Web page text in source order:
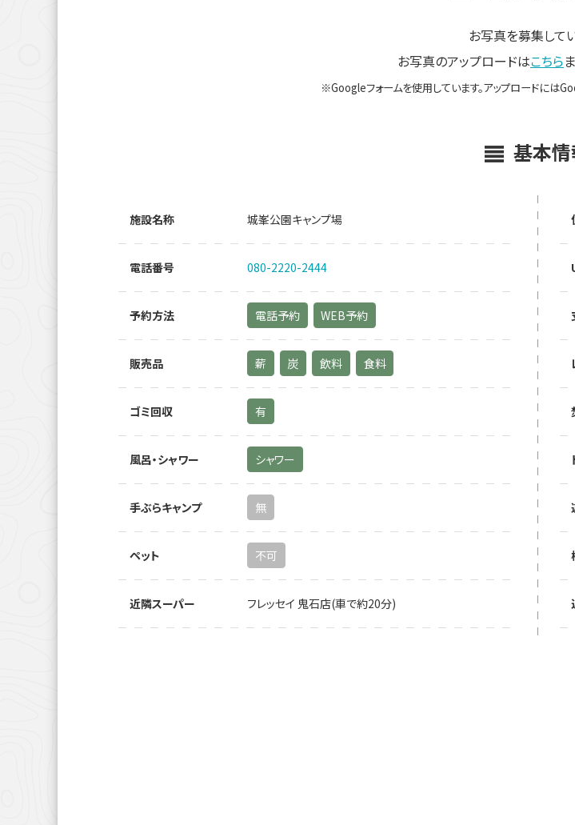
お写真を募集して
お写真のアップロードはこちら
※Googleフォームを使用しています。アップロードには
基本
施設名称 城峯公園キャンプ場
電話番号 080-2220-2444
予約方法 電話予約 WEB予約
販売品 薪 炭 飲料 食料
ゴミ回収 有
風呂・シャワー シャワー
手ぶらキャンプ 無
ペット 不可
近隣スーパー フレッセイ 鬼石店(車で約20分)